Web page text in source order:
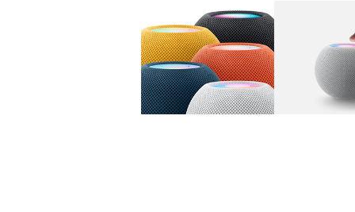
图库 图像 1